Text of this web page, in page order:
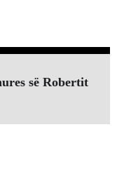
së Robertit